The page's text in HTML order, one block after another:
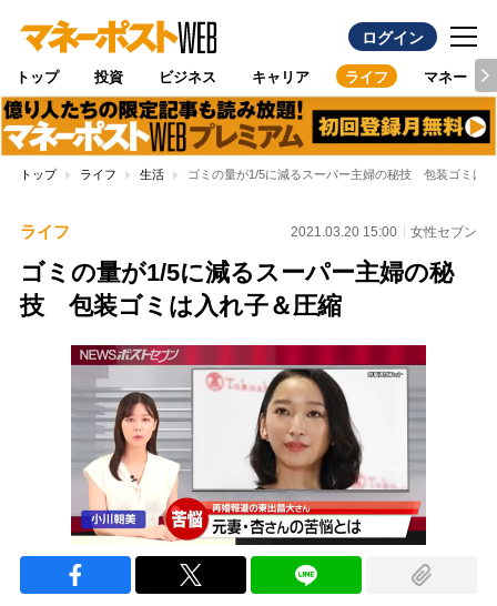
ログイン
トップ 投資 ビジネス キャリア ライフ マネー
トップ ライフ 生活 ゴミの量が1/5に減るスーパー主婦の秘技 包装ゴミは
ライフ 2021.03.20 15:00 女性セブン
ゴミの量が1/5に減るスーパー主婦の秘
技 包装ゴミは入れ子＆圧縮